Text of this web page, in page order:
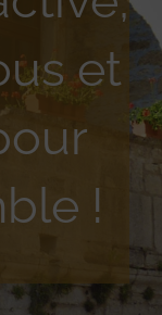
et
!